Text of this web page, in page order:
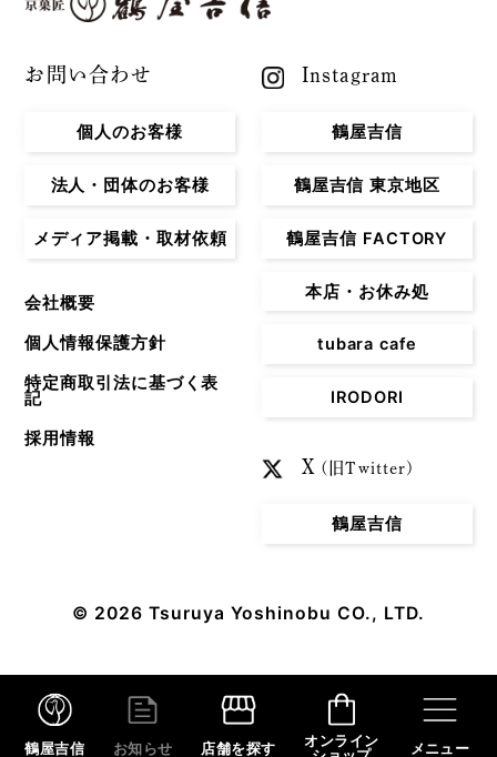
鶴屋吉信 お知らせ 店舗を探す
オンライン
メニュー
お問い合わせ
個人のお客様
法人・団体のお客様
メディア掲載・取材依頼
会社概要
個人情報保護方針
特定商取引法に基づく表
記
採用情報
Instagram
鶴屋吉信
鶴屋吉信 東京地区
鶴屋吉信 FACTORY
本店・お休み処
tubara cafe
IRODORI
X (旧Twitter)
鶴屋吉信
© 2026Tsuruya Yoshinobu CO., LTD.